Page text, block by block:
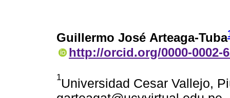
Guillermo José Arteaga-Tuba
http://orcid.org/0000-0002-
1Universidad Cesar Vallejo,